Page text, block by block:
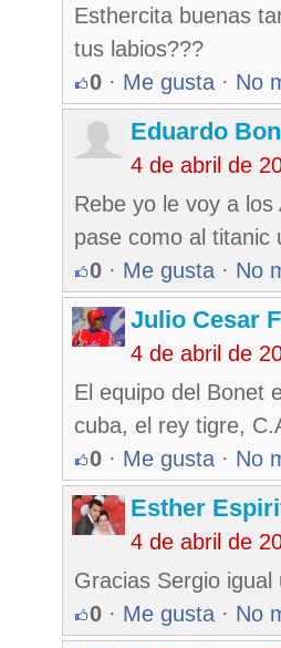
Esthercita buenas
tus labios???
0 · Me gusta · No
Eduardo
4 de abril de
Rebe yo le voy a
pase como al titanic
0 · Me gusta · No
Julio Cesar
4 de abril de
El equipo del Bonet
cuba, el rey tigre,
0 · Me gusta · No
Esther
4 de abril de
Gracias Sergio igual
0 · Me gusta · No